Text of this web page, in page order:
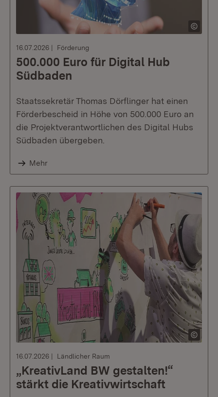
16.07.2026 Förderung
500.000 Euro für Digital Hub
Südbaden
Staatssekretär Thomas Dörflinger hat einen
Förderbescheid in Höhe von 500.000 Euro an
die Projektverantwortlichen des Digital Hubs
Südbaden übergeben.
Mehr
16.07.2026 Ländlicher Raum
„KreativLand BW gestalten!“
stärkt die Kreativwirtschaft